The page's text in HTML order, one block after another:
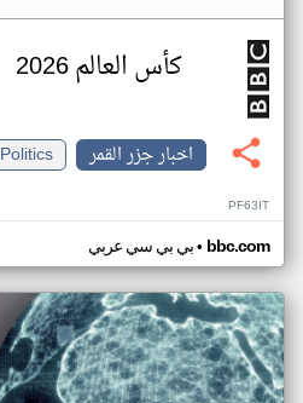
كأس العالم 2026
اخبار جزر القمر
Politics
PF63IT
بي بي سي عربي• bbc.com